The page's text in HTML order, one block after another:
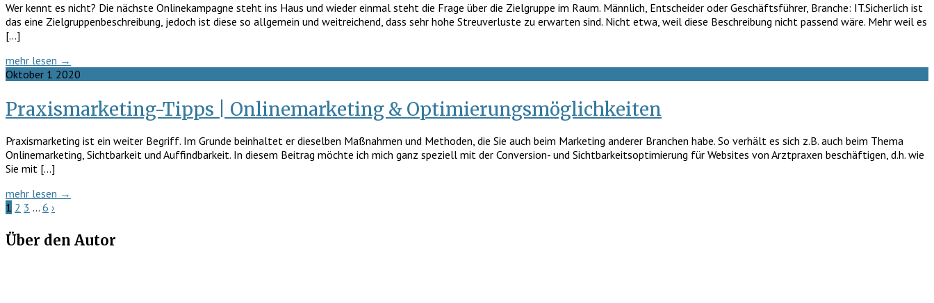
Wer kennt es nicht? Die nächste Onlinekampagne steht ins Haus und wieder einmal steht die Frage über die Zielgruppe im Raum. Männlich, Entscheider oder Geschäftsführer, Branche: IT.Sicherlich ist
das eine Zielgruppenbeschreibung, jedoch ist diese so allgemein und weitreichend, dass sehr hohe Streuverluste zu erwarten sind. Nicht etwa, weil diese Beschreibung nicht passend wäre. Mehr weil es
[…]
mehr lesen →
Oktober 1 2020
Praxismarketing-Tipps | Onlinemarketing & Optimierungsmöglichkeiten
Praxismarketing ist ein weiter Begriff. Im Grunde beinhaltet er dieselben Maßnahmen und Methoden, die Sie auch beim Marketing anderer Branchen habe. So verhält es sich z.B. auch beim Thema
Onlinemarketing, Sichtbarkeit und Auffindbarkeit. In diesem Beitrag möchte ich mich ganz speziell mit der Conversion- und Sichtbarkeitsoptimierung für Websites von Arztpraxen beschäftigen, d.h. wie
Sie mit […]
mehr lesen →
1 2 3 … 6 ›
Über den Autor